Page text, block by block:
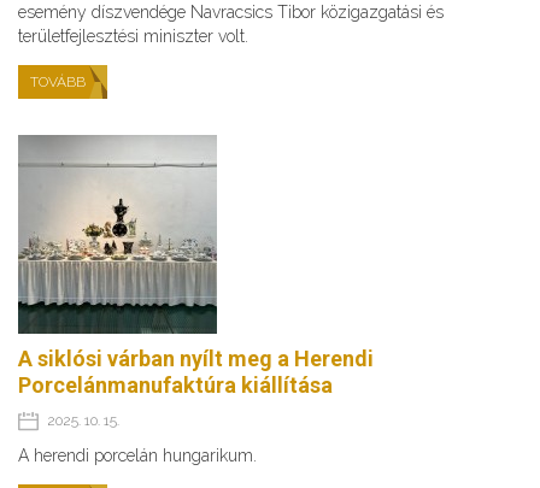
esemény díszvendége Navracsics Tibor közigazgatási és
területfejlesztési miniszter volt.
TOVÁBB
A siklósi várban nyílt meg a Herendi
Porcelánmanufaktúra kiállítása
2025. 10. 15.
A herendi porcelán hungarikum.